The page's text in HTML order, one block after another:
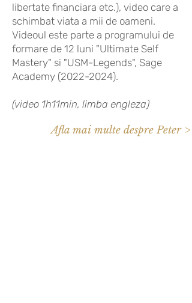
libertate financiara etc.), video care a
schimbat viata a mii de oameni.
Videoul este parte a programului de
formare de 12 luni "Ultimate Self
Mastery" si "USM-Legends", Sage
Academy (2022-2024).
(video 1h11min, limba engleza)
Afla mai multe despre Peter >>